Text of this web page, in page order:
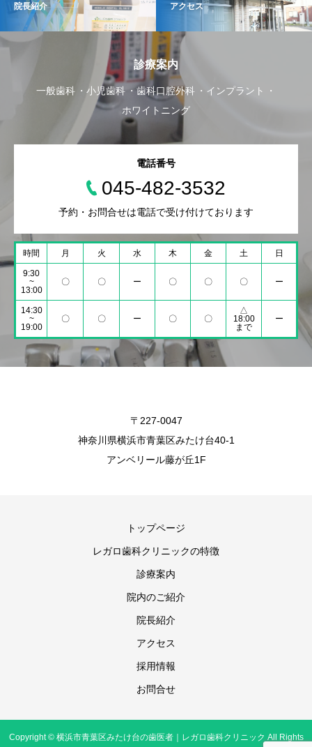
院長紹介 アクセス
診療案内
一般歯科 小児歯科 歯科口腔外科
インプラント
ホワイトニング
電話番号
045-482-3532
予約・お問合せは電話で受け付けております
時間 月 火 水 木 金 土 日
9:30
~
13:00
〇 〇 ー 〇 〇 〇 ー
14:30
~
19:00
〇 〇 ー 〇 〇
△
18:00
まで
ー
〒227-0047
神奈川県横浜市青葉区みたけ台40-1
アンベリール藤が丘1F
トップページ
レガロ歯科クリニックの特徴
診療案内
院内のご紹介
院長紹介
アクセス
採用情報
お問合せ
Copyright © 横浜市青葉区みたけ台の歯医者｜レガロ歯科クリニック All Rights